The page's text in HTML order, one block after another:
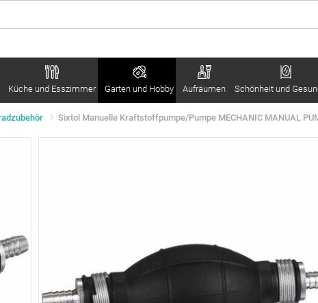
Küche und Esszimmer Garten und Hobby Aufräumen Schönheit und
Sixtol Manuelle Kraftstoffpumpe/Pumpe MECHANIC MANUAL